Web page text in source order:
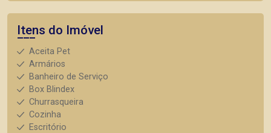
Itens do Imóvel
Aceita Pet
Armários
Banheiro de Serviço
Box Blindex
Churrasqueira
Cozinha
Escritório